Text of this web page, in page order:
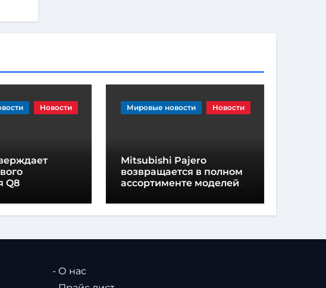
Новости
Q8
Мировые новости Новости
Mitsubishi Pajero
возвращается в полном
ассортименте моделей
- О нас